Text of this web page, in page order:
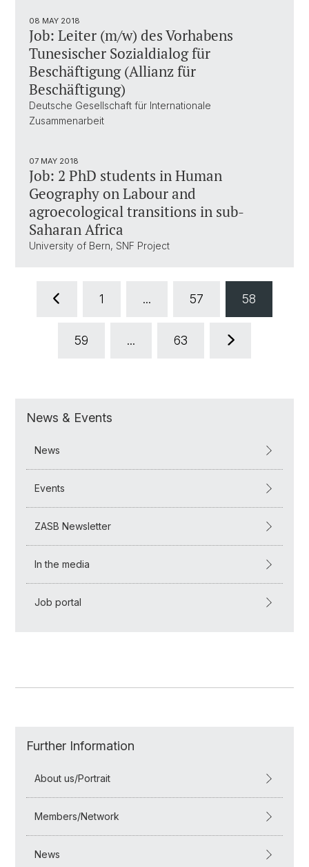
08 MAY 2018
Job: Leiter (m/w) des Vorhabens
Tunesischer Sozialdialog für
Beschäftigung (Allianz für
Beschäftigung)
Deutsche Gesellschaft für Internationale
Zusammenarbeit
07 MAY 2018
Job: 2 PhD students in Human
Geography on Labour and
agroecological transitions in sub-
Saharan Africa
University of Bern, SNF Project
1 ... 57 58
59 ... 63
News & Events
News
Events
ZASB Newsletter
In the media
Job portal
Further Information
About us/Portrait
Members/Network
News